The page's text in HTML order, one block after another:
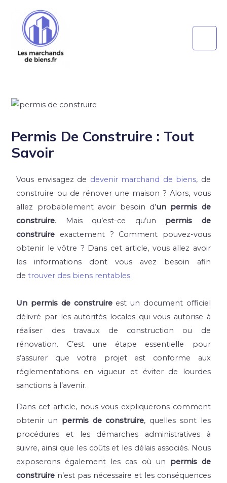
Permis De Construire : Tout
Savoir
Vous envisagez de devenir marchand de biens, de
construire ou de rénover une maison ? Alors, vous
allez probablement avoir besoin d’un permis de
construire. Mais qu’est-ce qu’un permis de
construire exactement ? Comment pouvez-vous
obtenir le vôtre ? Dans cet article, vous allez avoir
les informations dont vous avez besoin afin
detrouver des biens rentables.
Un permis de construireest un document officiel
délivré par les autorités locales qui vous autorise à
réaliser des travaux de construction ou de
rénovation. C’est une étape essentielle pour
s’assurer que votre projet est conforme aux
réglementations en vigueur et éviter de lourdes
sanctions à l’avenir.
Dans cet article, nous vous expliquerons comment
obtenir un permis de construire, quelles sont les
procédures et les démarches administratives à
suivre, ainsi que les coûts et les délais associés. Nous
exposerons également les cas où un permis de
construire n’est pas nécessaire et les conséquences